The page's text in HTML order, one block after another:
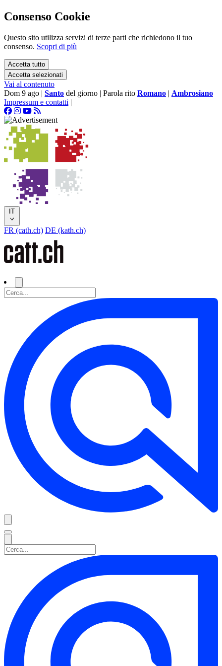
Consenso Cookie
Questo sito utilizza servizi di terze parti che richiedono il tuo
consenso. Scopri di più
Accetta tutto
Accetta selezionati
Vai al contenuto
Dom 9 ago | Santo del giorno | Parola rito Romano | Ambrosiano
Impressum e contatti |
IT
FR (cath.ch) DE (kath.ch)